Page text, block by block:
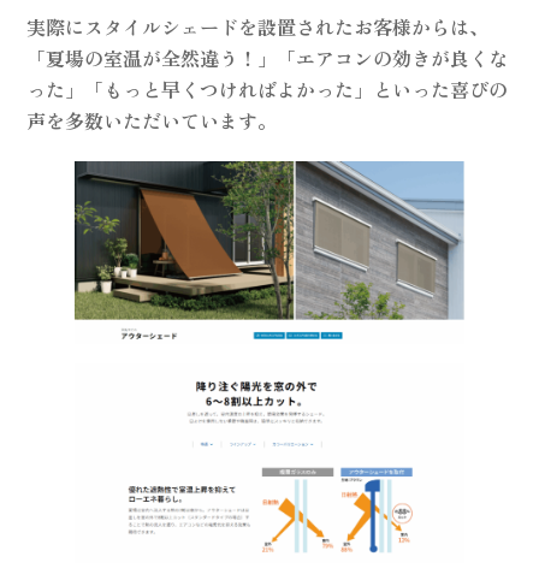
実際にスタイルシェードを設置されたお客様からは、
「夏場の室温が全然違う！」「エアコンの効きが良くな
った」「もっと早くつければよかった」といった喜びの
声を多数いただいています。